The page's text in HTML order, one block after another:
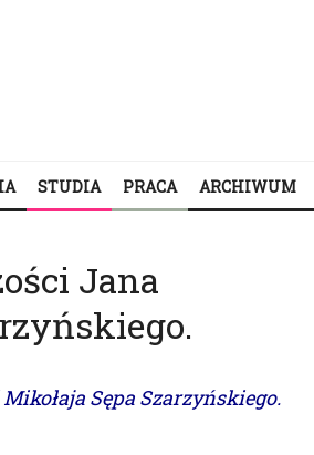
STUDIA PRACA ARCHIWUM
Jana
Sępa Szarzyńskiego.